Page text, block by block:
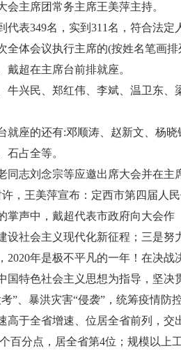
主席团常务主席王美萍主持。
表349名，实到311名，符合法定
体会议执行主席的(按姓名笔画排
戴超在主席台前排就座。
兴民、郑红伟、李斌、温卫东、
座的还有:邓顺涛、赵新文、杨晓
石占全等。
志刘念宗等应邀出席大会并在主
王美萍宣布：定西市第四届人民
中，戴超代表市政府向大会作《
设社会主义现代化新征程；三是
年是极不平凡的一年！在决战
国特色社会主义思想为指导，坚
考”、暴洪灾害“侵袭”，统筹疫情
高于全省增速、位居全省前列，交
百分点，居全省第4位；规模以上